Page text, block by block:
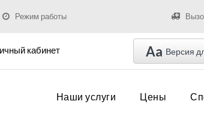
Режим работы
кабинет Aa Версия
Наши услуги Цены